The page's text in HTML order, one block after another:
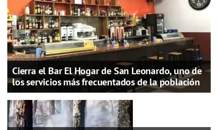
Cierra el Bar El Hogar de San Leonardo, uno de
los servicios más frecuentados de la población